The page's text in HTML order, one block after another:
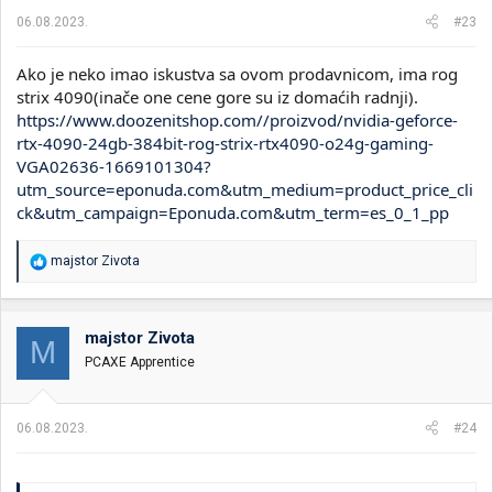
:
06.08.2023. #23
Ako je neko imao iskustva sa ovom prodavnicom, ima rog
strix 4090(inače one cene gore su iz domaćih radnji).
https://www.doozenitshop.com//proizvod/nvidia-geforce-
rtx-4090-24gb-384bit-rog-strix-rtx4090-o24g-gaming-
VGA02636-1669101304?
utm_source=eponuda.com&utm_medium=product_price_cli
ck&utm_campaign=Eponuda.com&utm_term=es_0_1_pp
R
a
o
v
a
n
:
majstor Zivota
M majstor Zivota
PCAXE Apprentice
06.08.2023. #24